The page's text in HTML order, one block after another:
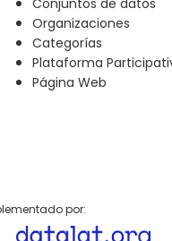
Organizaciones
Categorías
Plataforma
Página Web
por: